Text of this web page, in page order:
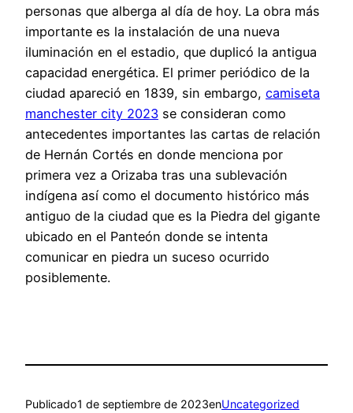
personas que alberga al día de hoy. La obra más
importante es la instalación de una nueva
iluminación en el estadio, que duplicó la antigua
capacidad energética. El primer periódico de la
ciudad apareció en 1839, sin embargo, camiseta
manchester city 2023 se consideran como
antecedentes importantes las cartas de relación
de Hernán Cortés en donde menciona por
primera vez a Orizaba tras una sublevación
indígena así como el documento histórico más
antiguo de la ciudad que es la Piedra del gigante
ubicado en el Panteón donde se intenta
comunicar en piedra un suceso ocurrido
posiblemente.
Publicado1 de septiembre de 2023enUncategorized